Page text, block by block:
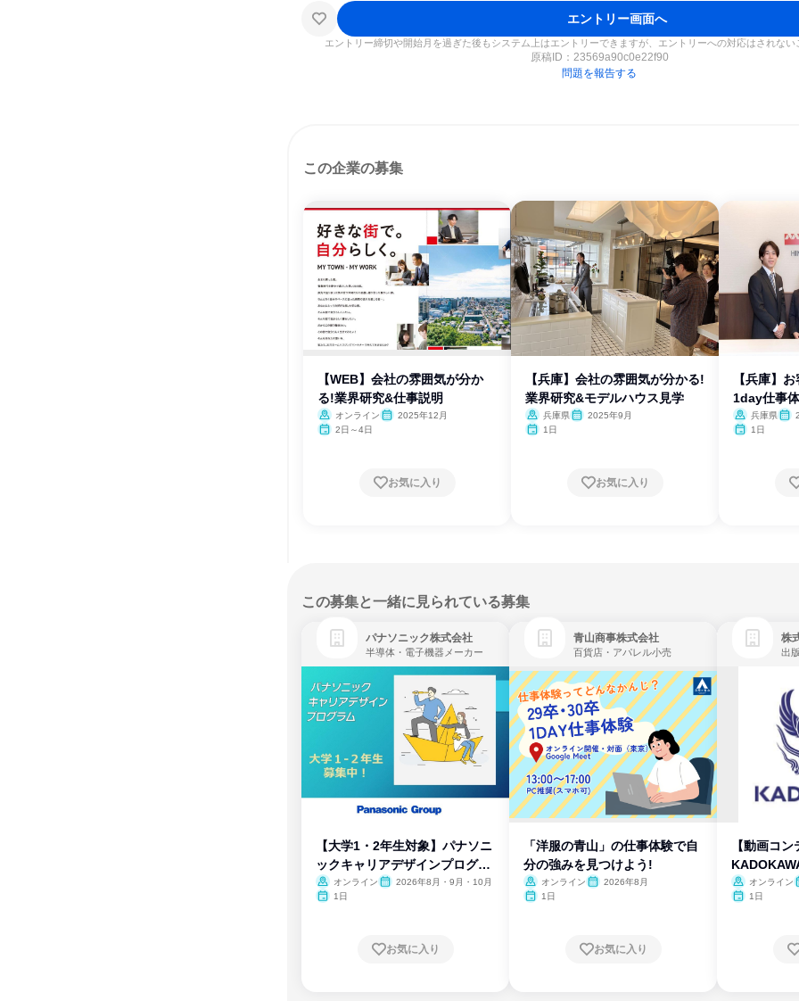
エントリー画面へ
エントリー締切や開始月を過ぎた後もシステム上はエントリーできますが、エントリーへの対応はされない
原稿ID： 23569a90c0e22f90
問題を報告する
この企業の募集
【WEB】会社の雰囲気が分か
る!業界研究&仕事説明
オンライン
2025年12月
2日～4日
お気に入り
【兵庫】会社の雰囲気が分かる!
業界研究&モデルハウス見学
兵庫県
2025年9月
1日
お気に入り
【兵庫】
1day仕事
兵庫県
1日
この募集と一緒に見られている募集
パナソニック株式会社
半導体・電子機器メーカー
【大学1・2年生対象】パナソニ
ックキャリアデザインプログラ
ム
オンライン
2026年8月・9月・10月
1日
お気に入り
青山商事株式会社
百貨店・アパレル小売
「洋服の青山」の仕事体験で自
分の強みを見つけよう!
オンライン
2026年8月
1日
お気に入り
株
出
【動画コン
オンライン
1日